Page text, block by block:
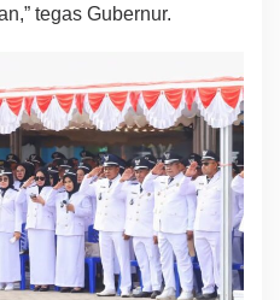
tegas Gubernur.